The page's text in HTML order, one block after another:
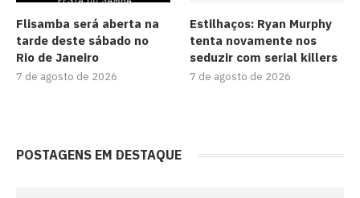
Flisamba será aberta na
tarde deste sábado no
Rio de Janeiro
7 de agosto de 2026
Estilhaços: Ryan Murphy
tenta novamente nos
seduzir com serial killers
7 de agosto de 2026
POSTAGENS EM DESTAQUE